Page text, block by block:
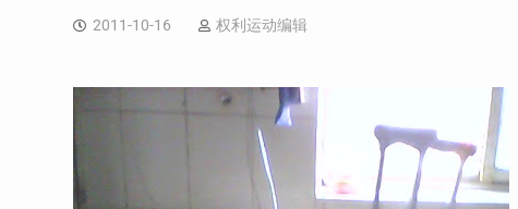
2011-10-16 权利运动编辑